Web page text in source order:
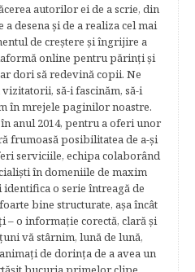
autorilor ei de a scrie, din
desena şi de a realiza cel mai
de creştere şi îngrijire a
online pentru părinţi şi
dori să redevină copii. Ne
să-i fascinăm, să-i
în mrejele paginilor noastre.​
anul 2014, pentru a oferi unor
frumoasă posibilitatea de a-şi
serviciile, echipa colaborând
în domeniile de maxim
o serie întreagă de
bine structurate, aşa încât
– o informaţie corectă, clară şi
vă stârnim, lună de lună,
de dorinţa de a avea un